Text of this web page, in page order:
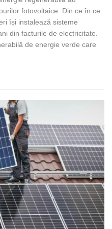
fotovoltaice. Din ce în ce
își instalează sisteme
din facturile de electricitate.
de energie verde care
fotovoltaice – componente –